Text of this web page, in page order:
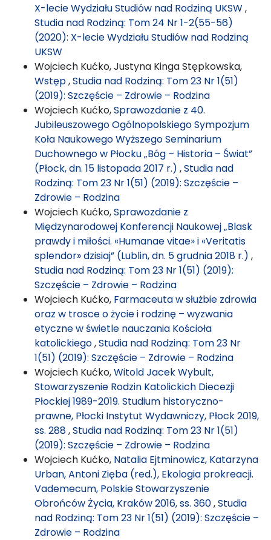
X-lecie Wydziału Studiów nad Rodziną UKSW,
Studia nad Rodziną: Tom 24 Nr 1-2(55-56)
(2020): X-lecie Wydziału Studiów nad Rodziną
UKSW
Wojciech Kućko, Justyna Kinga Stępkowska,
Wstęp,Studia nad Rodziną: Tom 23 Nr 1(51)
(2019): Szczęście – Zdrowie – Rodzina
Wojciech Kućko,Sprawozdanie z 40.
Jubileuszowego Ogólnopolskiego Sympozjum
Koła Naukowego Wyższego Seminarium
Duchownego w Płocku „Bóg – Historia – Świat”
(Płock, dn. 15 listopada 2017 r.) ,Studia nad
Rodziną: Tom 23 Nr 1(51) (2019): Szczęście –
Zdrowie – Rodzina
Wojciech Kućko,Sprawozdanie z
Międzynarodowej Konferencji Naukowej „Blask
prawdy i miłości. «Humanae vitae» i «Veritatis
splendor» dzisiaj” (Lublin, dn. 5 grudnia 2018 r.) ,
Studia nad Rodziną: Tom 23 Nr 1(51) (2019):
Szczęście – Zdrowie – Rodzina
Wojciech Kućko, Farmaceuta w służbie zdrowia
oraz w trosce o życie i rodzinę – wyzwania
etyczne w świetle nauczania Kościoła
katolickiego,Studia nad Rodziną: Tom 23 Nr
1(51) (2019): Szczęście – Zdrowie – Rodzina
Wojciech Kućko,Witold Jacek Wybult,
Stowarzyszenie Rodzin Katolickich Diecezji
Płockiej 1989-2019. Studium historyczno-
prawne, Płocki Instytut Wydawniczy, Płock 2019,
ss. 288,Studia nad Rodziną: Tom 23 Nr 1(51)
(2019): Szczęście – Zdrowie – Rodzina
Wojciech Kućko, Natalia Ejtminowicz, Katarzyna
Urban, Antoni Zięba (red.), Ekologia prokreacji.
Vademecum, Polskie Stowarzyszenie
Obrońców Życia, Kraków 2016, ss. 360,Studia
nad Rodziną: Tom 23 Nr 1(51) (2019): Szczęście –
Zdrowie – Rodzina